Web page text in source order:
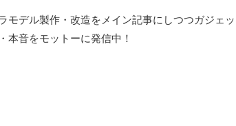
モデル製作・改造をメイン記事にしつつガジェッ
本音をモットーに発信中！